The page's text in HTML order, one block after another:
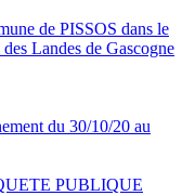
de PISSOS dans le
Landes de Gascogne
du 30/10/20 au
PUBLIQUE